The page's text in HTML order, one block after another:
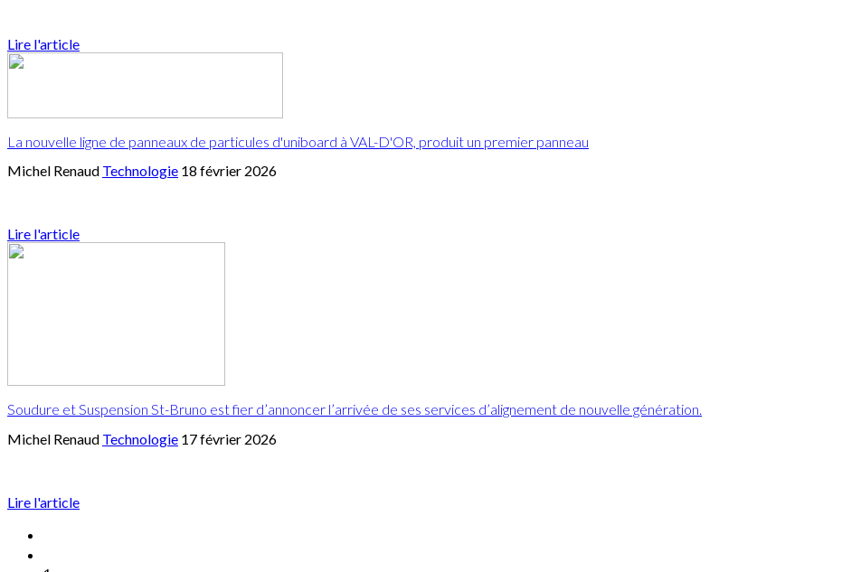
Lire l'article
La nouvelle ligne de panneaux de particules d'uniboard à VAL-D'OR, produit un premier panneau
Michel Renaud Technologie 18 février 2026
Lire l'article
Soudure et Suspension St-Bruno est fier d’annoncer l’arrivée de ses services d’alignement de nouvelle génération.
Michel Renaud Technologie 17 février 2026
Lire l'article